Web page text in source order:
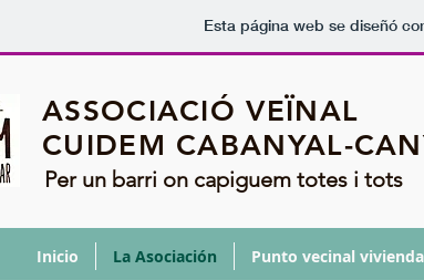
Esta página web se diseñó
ASSOCIACIÓ VEÏNAL
CUIDEM CABANYAL-
Per un barri on capiguem totes i tots
Inicio La Asociación Punto vecinal